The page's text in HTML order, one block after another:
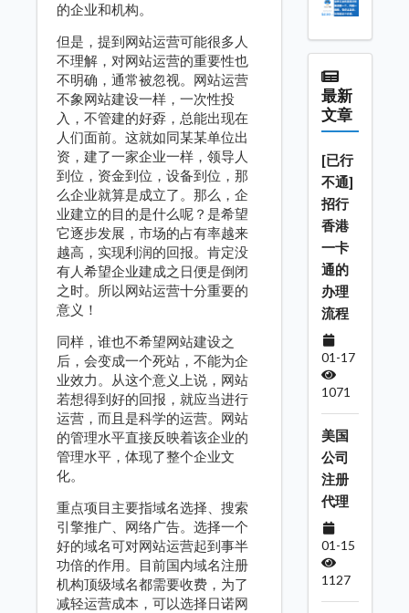
的企业和机构。
但是，提到网站运营可能很多人
不理解，对网站运营的重要性也
不明确，通常被忽视。网站运营
不象网站建设一样，一次性投
入，不管建的好孬，总能出现在
人们面前。这就如同某某单位出
资，建了一家企业一样，领导人
到位，资金到位，设备到位，那
么企业就算是成立了。那么，企
业建立的目的是什么呢？是希望
它逐步发展，市场的占有率越来
越高，实现利润的回报。肯定没
有人希望企业建成之日便是倒闭
之时。所以网站运营十分重要的
意义！
同样，谁也不希望网站建设之
后，会变成一个死站，不能为企
业效力。从这个意义上说，网站
若想得到好的回报，就应当进行
运营，而且是科学的运营。网站
的管理水平直接反映着该企业的
管理水平，体现了整个企业文
化。
重点项目主要指域名选择、搜索
引擎推广、网络广告。选择一个
好的域名可对网站运营起到事半
功倍的作用。目前国内域名注册
机构顶级域名都需要收费，为了
减轻运营成本，可以选择日诺网
最新
文章
[已行
不通]
招行
香港
一卡
通的
办理
流程
01-17
1071
美国
公司
注册
代理
01-15
1127